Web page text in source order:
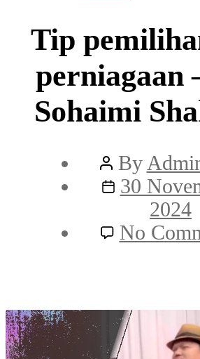
Tip
perniagaan
Sohaimi
Post
author
By
Post
30
2024
No